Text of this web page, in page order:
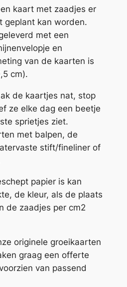
kaart met zaadjes er
geplant kan worden.
met een
en
van de kaarten is
cm).
de kaartjes nat, stop
ze elke dag een beetje
sprietjes ziet.
met balpen, de
stift/fineliner of
papier is kan
de kleur, als de plaats
de zaadjes per cm2
originele groeikaarten
graag een offerte
van passend